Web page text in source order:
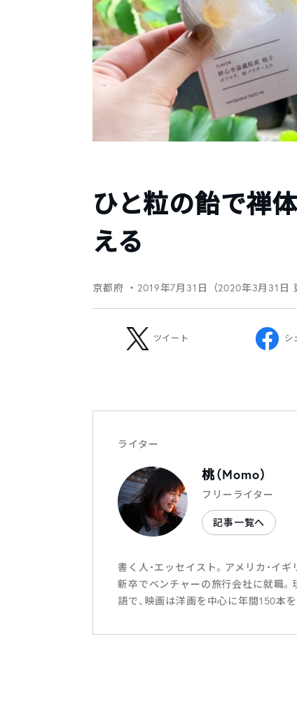
ひと粒の飴で禅
える
京都府 ・2019年7月31日（2020年3月31日
ツイート シ
ライター
桃（Momo）
フリーライター
記事一覧へ
書く人・エッセイスト。アメリカ・イ
新卒でベンチャーの旅行会社に就職
語で、映画は洋画を中心に年間150本